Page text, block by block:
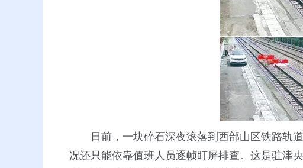
日前，一块碎石深夜滚落到西部山区铁路
况还只能依靠值班人员逐帧盯屏排查。这是驻津